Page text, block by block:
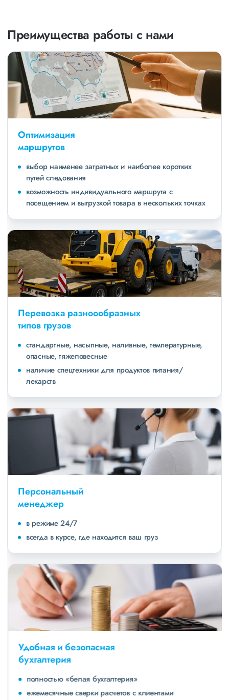
Преимущества работы с нами
Оптимизация
маршрутов
выбор наименее затратных и наиболее коротких
путей следования
возможность индивидуального маршрута с
посещением и выгрузкой товара в нескольких точках
Перевозка разноообразных
типов грузов
стандартные, насыпные, наливные, температурные,
опасные, тяжеловесные
наличие спецтехники для продуктов питания/
лекарств
Персональный
менеджер
в режиме 24/7
всегда в курсе, где находится ваш груз
Удобная и безопасная
бухгалтерия
полностью «белая бухгалтерия»
ежемесячные сверки расчетов с клиентами